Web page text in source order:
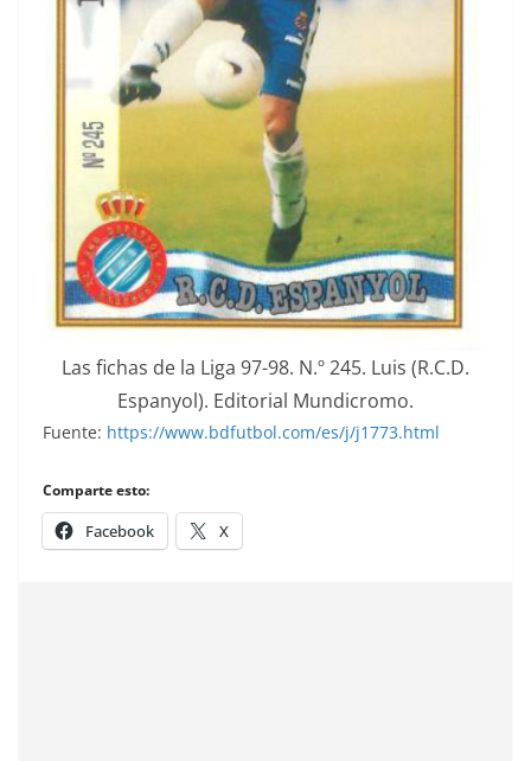
Las fichas de la Liga 97-98. N.º 245. Luis (R.C.D.
Espanyol). Editorial Mundicromo.
Fuente: https://www.bdfutbol.com/es/j/j1773.html
Comparte esto:
Facebook X